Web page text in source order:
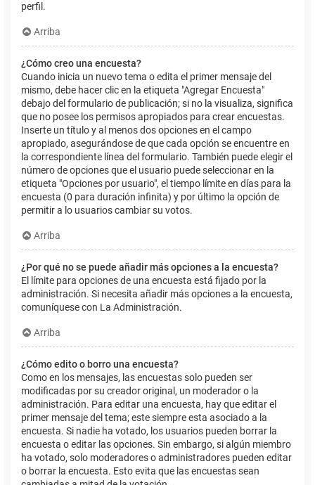
perfil.
Arriba
¿Cómo creo una encuesta?
Cuando inicia un nuevo tema o edita el primer mensaje del
mismo, debe hacer clic en la etiqueta "Agregar Encuesta"
debajo del formulario de publicación; si no la visualiza, significa
que no posee los permisos apropiados para crear encuestas.
Inserte un título y al menos dos opciones en el campo
apropiado, asegurándose de que cada opción se encuentre en
la correspondiente línea del formulario. También puede elegir el
número de opciones que el usuario puede seleccionar en la
etiqueta "Opciones por usuario", el tiempo límite en días para la
encuesta (0 para duración infinita) y por último la opción de
permitir a lo usuarios cambiar su votos.
Arriba
¿Por qué no se puede añadir más opciones a la encuesta?
El límite para opciones de una encuesta está fijado por la
administración. Si necesita añadir más opciones a la encuesta,
comuníquese con La Administración.
Arriba
¿Cómo edito o borro una encuesta?
Como en los mensajes, las encuestas solo pueden ser
modificadas por su creador original, un moderador o la
administración. Para editar una encuesta, hay que editar el
primer mensaje del tema; este siempre esta asociado a la
encuesta. Si nadie ha votado, los usuarios pueden borrar la
encuesta o editar las opciones. Sin embargo, si algún miembro
ha votado, solo moderadores o administradores pueden editar
o borrar la encuesta. Esto evita que las encuestas sean